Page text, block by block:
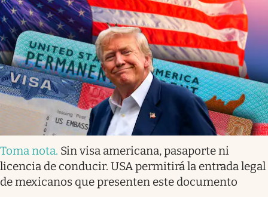
Toma nota. Sin visa americana, pasaporte ni
licencia de conducir. USA permitirá la entrada legal
de mexicanos que presenten este documento